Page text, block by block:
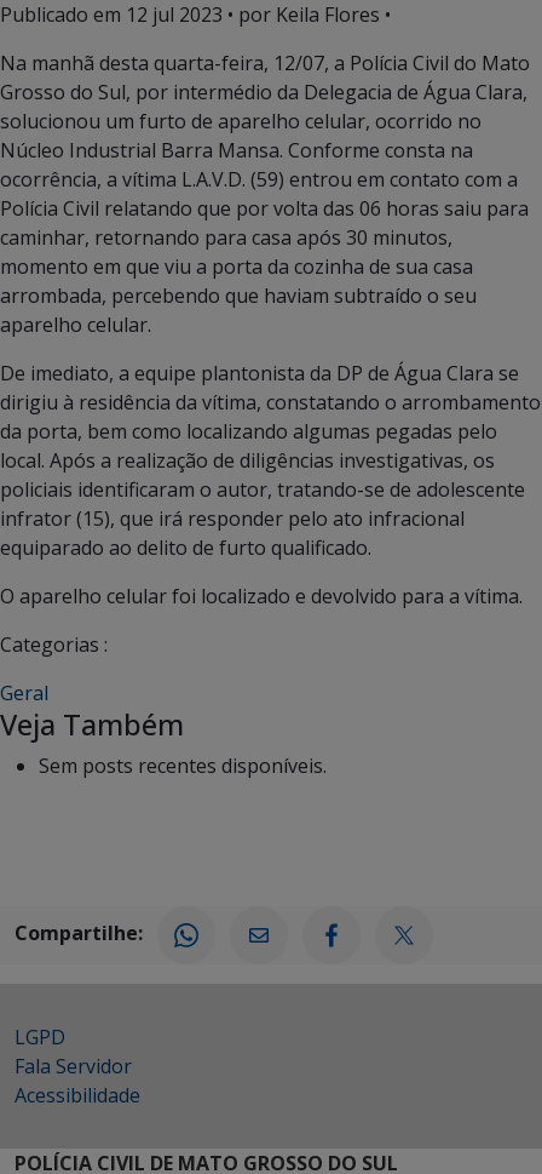
Publicado em 12 jul 2023 • por Keila Flores •
Na manhã desta quarta-feira, 12/07, a Polícia Civil do Mato
Grosso do Sul, por intermédio da Delegacia de Água Clara,
solucionou um furto de aparelho celular, ocorrido no
Núcleo Industrial Barra Mansa. Conforme consta na
ocorrência, a vítima L.A.V.D. (59) entrou em contato com a
Polícia Civil relatando que por volta das 06 horas saiu para
caminhar, retornando para casa após 30 minutos,
momento em que viu a porta da cozinha de sua casa
arrombada, percebendo que haviam subtraído o seu
aparelho celular.
De imediato, a equipe plantonista da DP de Água Clara se
dirigiu à residência da vítima, constatando o arrombamento
da porta, bem como localizando algumas pegadas pelo
local. Após a realização de diligências investigativas, os
policiais identificaram o autor, tratando-se de adolescente
infrator (15), que irá responder pelo ato infracional
equiparado ao delito de furto qualificado.
O aparelho celular foi localizado e devolvido para a vítima.
Categorias :
Geral
Veja Também
Sem posts recentes disponíveis.
Compartilhe:
LGPD
Fala Servidor
Acessibilidade
POLÍCIA CIVIL DE MATO GROSSO DO SUL